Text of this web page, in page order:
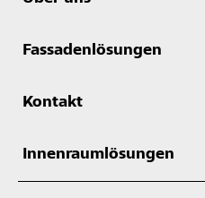
Fassadenlösungen
Kontakt
Innenraumlösungen